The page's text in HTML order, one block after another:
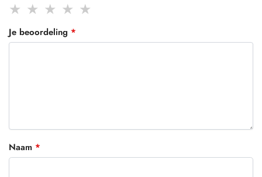
Je beoordeling *
Naam *